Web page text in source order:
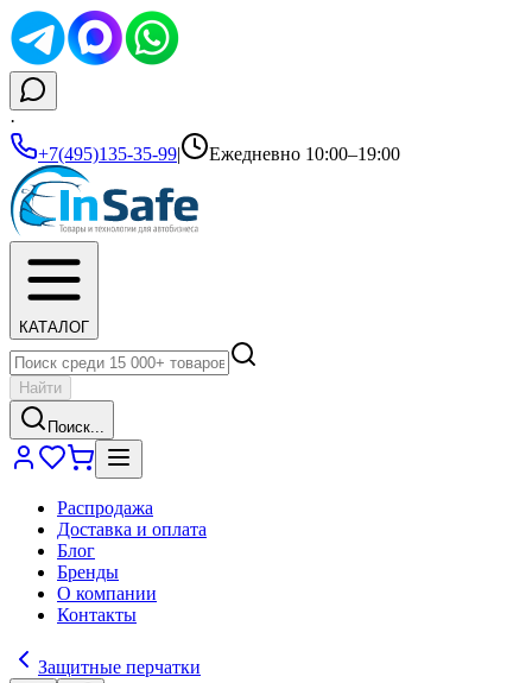
·
+7(495)135-35-99| Ежедневно 10:00–19:00
КАТАЛОГ
Найти
Поиск...
Распродажа
Доставка и оплата
Блог
Бренды
О компании
Контакты
Защитные перчатки